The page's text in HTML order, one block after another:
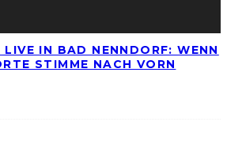
IN BAD NENNDORF: WENN
STIMME NACH VORN